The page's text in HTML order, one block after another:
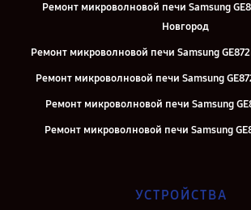
Ремонт микроволновой печи Samsung
Новгород
Ремонт микроволновой печи Samsung
Ремонт микроволновой печи Samsung
Ремонт микроволновой печи Samsung
Ремонт микроволновой печи Samsung
УСТРОЙСТВА